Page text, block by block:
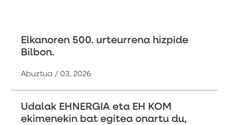
Elkanoren 500. urteurrena hizpide
Bilbon.
Abuztua / 03, 2026
Udalak EHNERGIA eta EH KOM
ekimenekin bat egitea onartu du,